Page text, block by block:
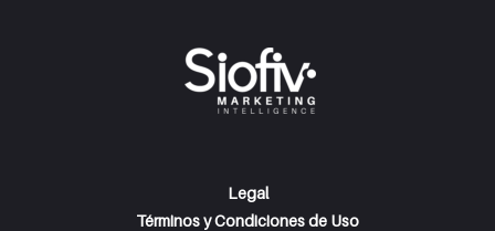
Legal
Términos y Condiciones de Uso